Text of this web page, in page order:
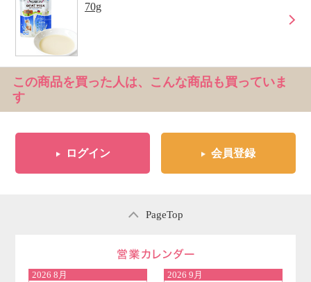
70g
この商品を買った人は、こんな商品も買っていま
す
ログイン 会員登録
PageTop
2026 8月 2026 9月